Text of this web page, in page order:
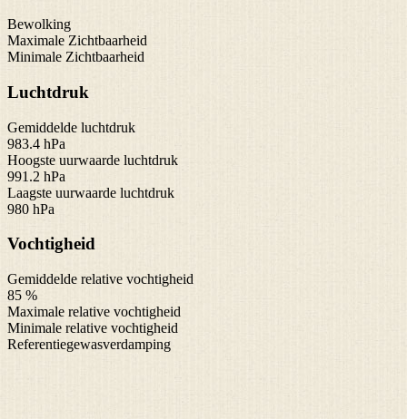
Bewolking
Maximale Zichtbaarheid
Minimale Zichtbaarheid
Luchtdruk
Gemiddelde luchtdruk
983.4 hPa
Hoogste uurwaarde luchtdruk
991.2 hPa
Laagste uurwaarde luchtdruk
980 hPa
Vochtigheid
Gemiddelde relative vochtigheid
85 %
Maximale relative vochtigheid
Minimale relative vochtigheid
Referentiegewasverdamping